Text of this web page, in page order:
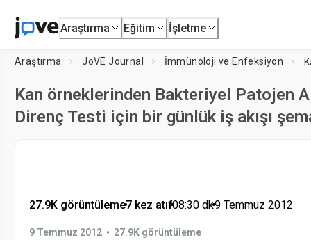
Araştırma Eğitim İşletme
Araştırma JoVE Journal İmmünoloji ve Enfeksiyon
Kan örneklerinden Bakteriyel Patojen
Direnç Testi için bir günlük iş akışı
27.9K görüntüleme•7 kez atıf•08:30 dk•9 Temmuz 2012
9 Temmuz 2012 • 27.9K görüntüleme